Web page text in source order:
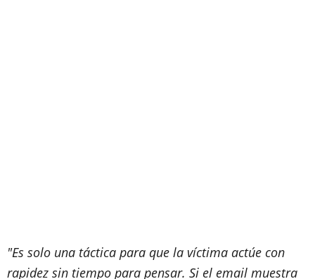
"Es solo una táctica para que la víctima actúe con
rapidez sin tiempo para pensar. Si el email muestra